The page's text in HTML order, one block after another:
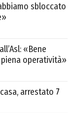
sbloccato
«Bene
operatività»
arrestato 7